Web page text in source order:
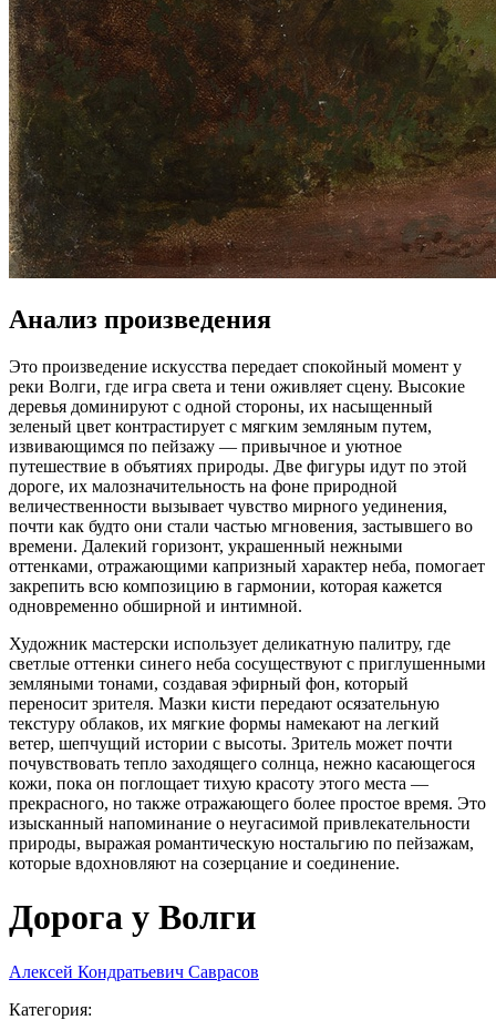
Анализ произведения
Это произведение искусства передает спокойный момент у
реки Волги, где игра света и тени оживляет сцену. Высокие
деревья доминируют с одной стороны, их насыщенный
зеленый цвет контрастирует с мягким земляным путем,
извивающимся по пейзажу — привычное и уютное
путешествие в объятиях природы. Две фигуры идут по этой
дороге, их малозначительность на фоне природной
величественности вызывает чувство мирного уединения,
почти как будто они стали частью мгновения, застывшего во
времени. Далекий горизонт, украшенный нежными
оттенками, отражающими капризный характер неба, помогает
закрепить всю композицию в гармонии, которая кажется
одновременно обширной и интимной.
Художник мастерски использует деликатную палитру, где
светлые оттенки синего неба сосуществуют с приглушенными
земляными тонами, создавая эфирный фон, который
переносит зрителя. Мазки кисти передают осязательную
текстуру облаков, их мягкие формы намекают на легкий
ветер, шепчущий истории с высоты. Зритель может почти
почувствовать тепло заходящего солнца, нежно касающегося
кожи, пока он поглощает тихую красоту этого места —
прекрасного, но также отражающего более простое время. Это
изысканный напоминание о неугасимой привлекательности
природы, выражая романтическую ностальгию по пейзажам,
которые вдохновляют на созерцание и соединение.
Дорога у Волги
Алексей Кондратьевич Саврасов
Категория: